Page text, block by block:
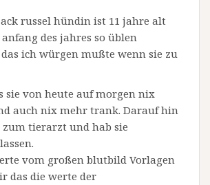
russel hündin ist 11 jahre alt
des jahres so üblen
ich würgen mußte wenn sie zu
sie von heute auf morgen nix
auch nix mehr trank. Darauf hin
tierarzt und hab sie
vom großen blutbild Vorlagen
das die werte der